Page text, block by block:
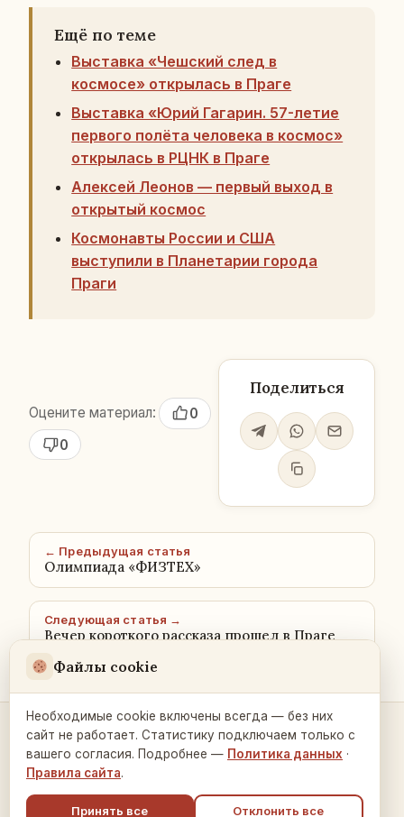
Ещё по теме
Выставка «Чешский след в
космосе» открылась в Праге
Выставка «Юрий Гагарин. 57-летие
первого полёта человека в космос»
открылась в РЦНК в Праге
Алексей Леонов — первый выход в
открытый космос
Космонавты России и США
выступили в Планетарии города
Праги
Оцените материал:
0
0
Поделиться
← Предыдущая статья
Олимпиада «ФИЗТЕХ»
Следующая статья →
Вечер короткого рассказа прошел в Праге
Контакты и связь →
Файлы cookie
Необходимые cookie включены всегда — без них
сайт не работает. Статистику подключаем только с
вашего согласия. Подробнее — Политика данных ·
Правила сайта.
Принять все Отклонить все